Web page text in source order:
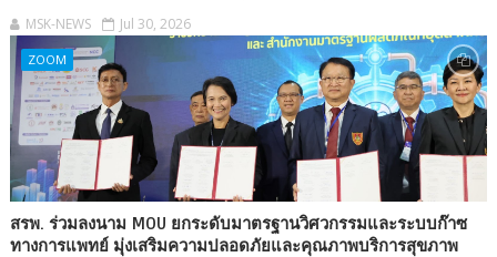
MSK-NEWS Jul 30, 2026
ZOOM
สรพ. ร่วมลงนาม MOU ยกระดับมาตรฐานวิศวกรรมและระบบก๊าซ
ทางการแพทย์ มุ่งเสริมความปลอดภัยและคุณภาพบริการสุขภาพ